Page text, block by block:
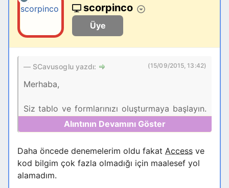
scorpinco
Üye
(15/09/2015, 13:42)
SCavusoglu yazdı:
Merhaba,
Siz tablo ve formlarınızı oluşturmaya başlayın.
Forumda arama yaparak izleyeceğiniz yollarla
ilgili bilgi alabilirsiniz..
Takıldığınız yerlerde her bir sorunuz için yeni
bir konu açarak uygulamanızı geliştirmenizde
yardımcı oluruz.
Daha öncede denemelerim oldu fakat Access ve
kod bilgim çok fazla olmadığı için maalesef yol
alamadım.